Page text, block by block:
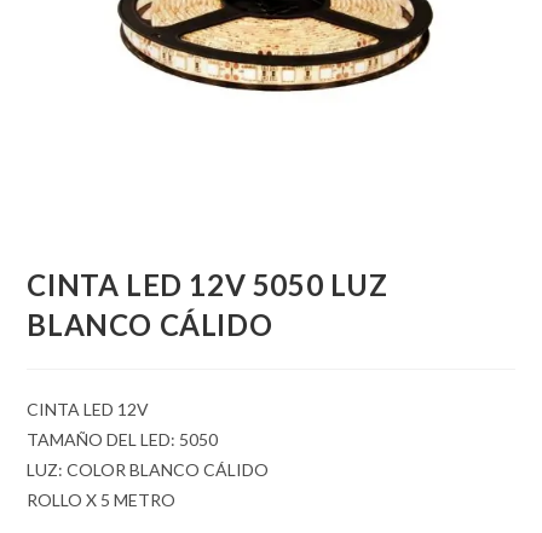
CINTA LED 12V 5050 LUZ
BLANCO CÁLIDO
CINTA LED 12V
TAMAÑO DEL LED: 5050
LUZ: COLOR BLANCO CÁLIDO
ROLLO X 5 METRO